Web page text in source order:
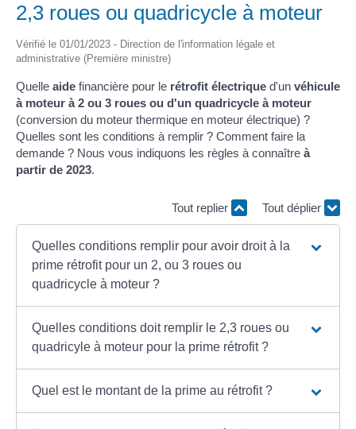
2,3 roues ou quadricycle à moteur
Vérifié le 01/01/2023 - Direction de l'information légale et
administrative (Première ministre)
Quelle aide financière pour le rétrofit électrique d'un véhicule
à moteur à 2 ou 3 roues ou d'un quadricycle à moteur
(conversion du moteur thermique en moteur électrique) ?
Quelles sont les conditions à remplir ? Comment faire la
demande ? Nous vous indiquons les règles à connaître à
partir de 2023.
Tout replier Tout déplier
Quelles conditions remplir pour avoir droit à la
prime rétrofit pour un 2, ou 3 roues ou
quadricycle à moteur ?
Quelles conditions doit remplir le 2,3 roues ou
quadricyle à moteur pour la prime rétrofit ?
Quel est le montant de la prime au rétrofit ?